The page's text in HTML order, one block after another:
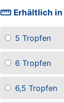
straighten Erhältlich
5 Tropfen
6 Tropfen
6,5 Tropfen